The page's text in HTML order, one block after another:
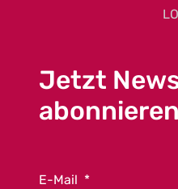
Jetzt
abonnieren
E-Mail *